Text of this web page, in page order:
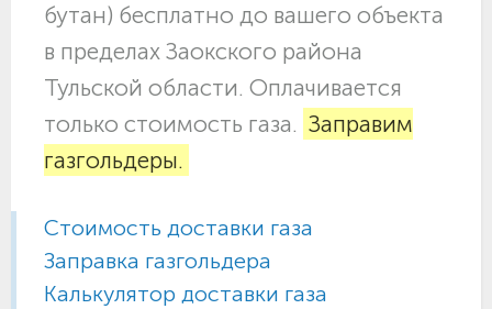
бутан) бесплатно до вашего объекта
в пределах Заокского района
Тульской области. Оплачивается
только стоимость газа. Заправим
газгольдеры.
Стоимость доставки газа
Заправка газгольдера
Калькулятор доставки газа